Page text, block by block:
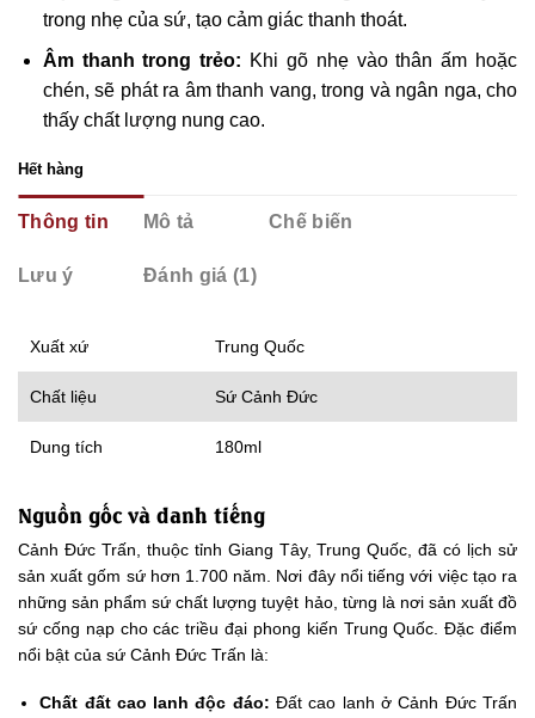
trong nhẹ của sứ, tạo cảm giác thanh thoát.
Âm thanh trong trẻo: Khi gõ nhẹ vào thân ấm hoặc
chén, sẽ phát ra âm thanh vang, trong và ngân nga, cho
thấy chất lượng nung cao.
Hết hàng
Thông tin Mô tả Chế biến
Lưu ý Đánh giá (1)
Xuất xứ Trung Quốc
Chất liệu Sứ Cảnh Đức
Dung tích 180ml
Nguồn gốc và danh tiếng
Cảnh Đức Trấn, thuộc tỉnh Giang Tây, Trung Quốc, đã có lịch sử
sản xuất gốm sứ hơn 1.700 năm. Nơi đây nổi tiếng với việc tạo ra
những sản phẩm sứ chất lượng tuyệt hảo, từng là nơi sản xuất đồ
sứ cống nạp cho các triều đại phong kiến Trung Quốc. Đặc điểm
nổi bật của sứ Cảnh Đức Trấn là:
Chất đất cao lanh độc đáo: Đất cao lanh ở Cảnh Đức Trấn